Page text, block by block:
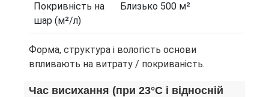
Покривність на
шар (м²/л)
Близько 500 м²
Форма, структура і вологість основи
впливають на витрату / покриваність.
Час висихання (при 23°С і відносній